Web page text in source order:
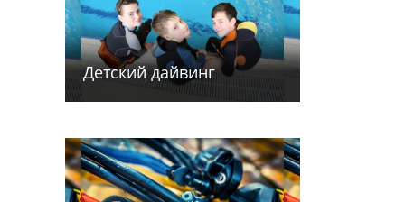
Детский дайв­­инг